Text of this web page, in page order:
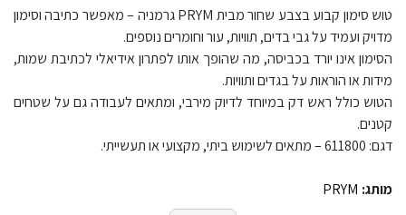
טוש סימון קבוע בצבע שחור מבית PRYM גרמניה – מאפשר כתיבה וסימון
מדויק ועמיד על גבי בדים, תוויות, עור וחומרים נוספים.
הסימון אינו יורד בכביסה, מה שהופך אותו לפתרון אידיאלי לכתיבת שמות,
מידות או הוראות על בגדים ותוויות.
הטוש כולל ראש דק במיוחד לדיוק מירבי, ומתאים לעבודה גם על שטחים
קטנים.
דגם: 611800 – מתאים לשימוש ביתי, מקצועי או תעשייתי.
מותג: PRYM